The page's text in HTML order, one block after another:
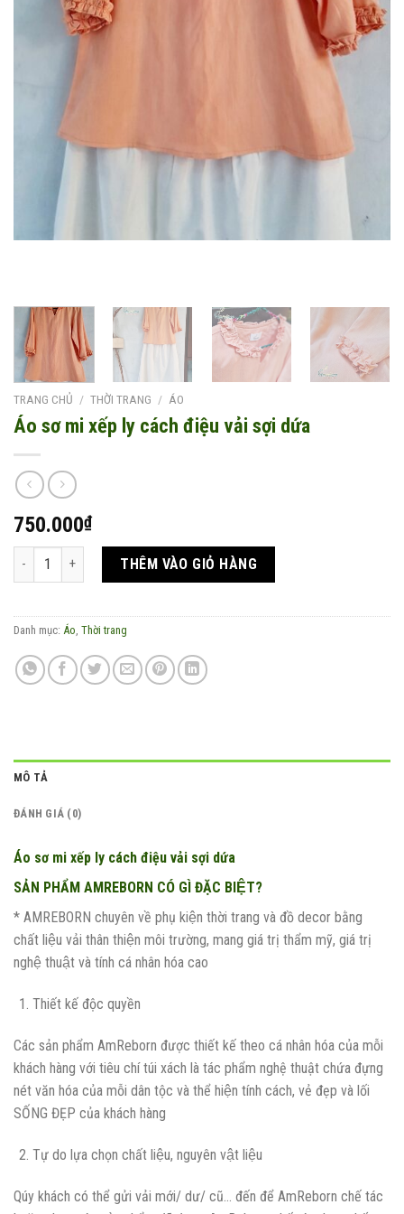
TRANG CHỦ / THỜI TRANG / ÁO
Áo sơ mi xếp ly cách điệu vải sợi dứa
750.000₫
Áo sơ mi xếp ly cách điệu vải sợi dứa số lượng
THÊM VÀO GIỎ HÀNG
Danh mục: Áo Thời trang
MÔ TẢ
ĐÁNH GIÁ (0)
Áo sơ mi xếp ly cách điệu vải sợi dứa
SẢN PHẨM AMREBORN CÓ GÌ ĐẶC BIỆT?
* AMREBORN chuyên về phụ kiện thời trang và đồ decor bằng
chất liệu vải thân thiện môi trường, mang giá trị thẩm mỹ, giá trị
nghệ thuật và tính cá nhân hóa cao
Thiết kế độc quyền
Các sản phẩm AmReborn được thiết kế theo cá nhân hóa của mỗi
khách hàng với tiêu chí túi xách là tác phẩm nghệ thuật chứa đựng
nét văn hóa của mỗi dân tộc và thể hiện tính cách, vẻ đẹp và lối
SỐNG ĐẸP của khách hàng
Tự do lựa chọn chất liệu, nguyên vật liệu
Qúy khách có thể gửi vải mới/ dư/ cũ… đến để AmReborn chế tác